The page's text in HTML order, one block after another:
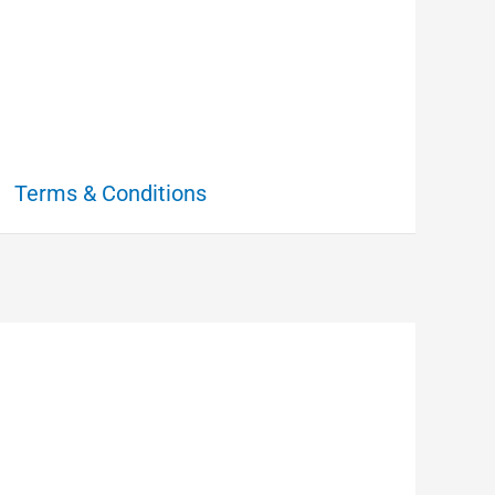
Terms & Conditions